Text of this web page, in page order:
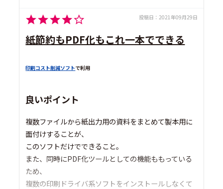
投稿日： 2021年09月29日
紙節約もPDF化もこれ一本でできる
印刷コスト削減ソフトで利用
良いポイント
複数ファイルから紙出力用の資料をまとめて製本用に
面付けすることが、
このソフトだけでできること。
また、同時にPDF化ツールとしての機能ももっている
ため、
複数の印刷ドライバ系ソフトをインストールしなくて